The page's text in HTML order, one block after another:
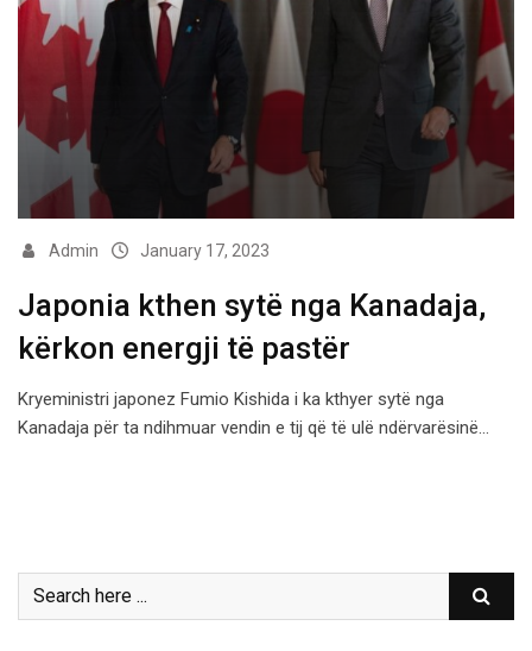
Admin January 17, 2023
Japonia kthen sytë nga Kanadaja,
kërkon energji të pastër
Kryeministri japonez Fumio Kishida i ka kthyer sytë nga
Kanadaja për ta ndihmuar vendin e tij që të ulë ndërvarësinë…